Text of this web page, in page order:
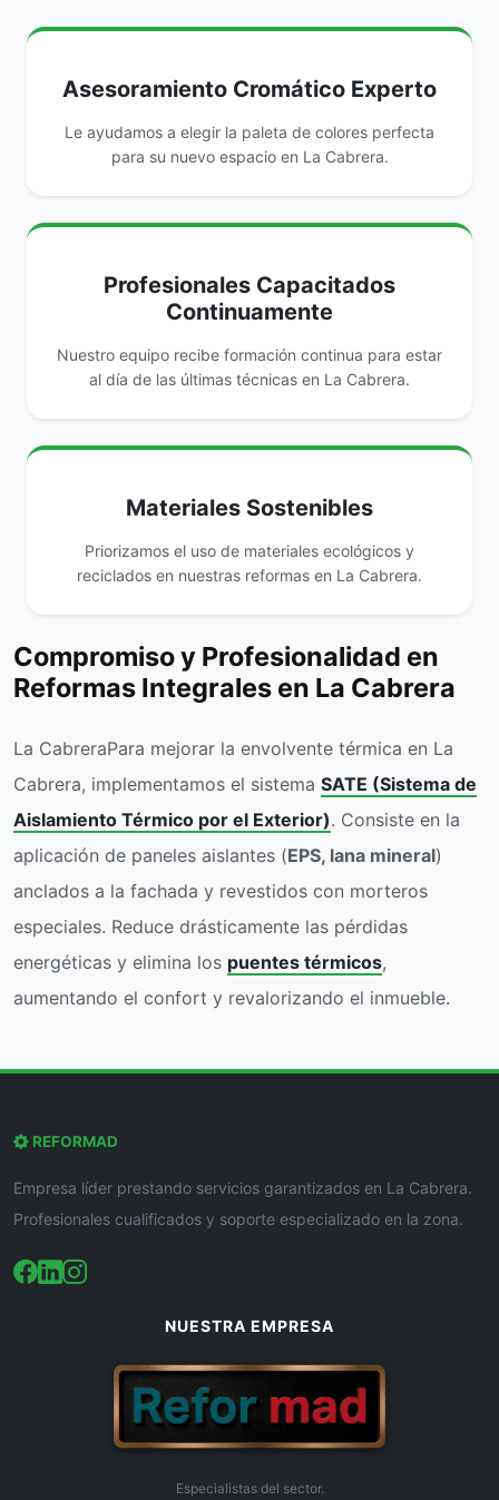
Asesoramiento Cromático Experto
Le ayudamos a elegir la paleta de colores perfecta
para su nuevo espacio en La Cabrera.
Profesionales Capacitados
Continuamente
Nuestro equipo recibe formación continua para estar
al día de las últimas técnicas en La Cabrera.
Materiales Sostenibles
Priorizamos el uso de materiales ecológicos y
reciclados en nuestras reformas en La Cabrera.
Compromiso y Profesionalidad en
Reformas Integrales en La Cabrera
La CabreraPara mejorar la envolvente térmica en La
Cabrera, implementamos el sistema SATE (Sistema de
Aislamiento Térmico por el Exterior). Consiste en la
aplicación de paneles aislantes (EPS, lana mineral)
anclados a la fachada y revestidos con morteros
especiales. Reduce drásticamente las pérdidas
energéticas y elimina los puentes térmicos,
aumentando el confort y revalorizando el inmueble.
REFORMAD
Empresa líder prestando servicios garantizados en La Cabrera.
Profesionales cualificados y soporte especializado en la zona.
NUESTRA EMPRESA
Especialistas del sector.